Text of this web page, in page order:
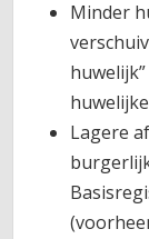
Minder
Lagere